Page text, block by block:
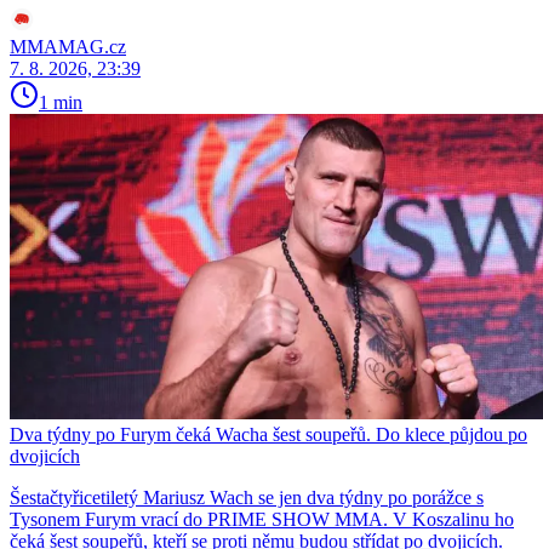
MMAMAG.cz
7. 8. 2026, 23:39
1 min
Dva týdny po Furym čeká Wacha šest soupeřů. Do klece půjdou po
dvojicích
Šestačtyřicetiletý Mariusz Wach se jen dva týdny po porážce s
Tysonem Furym vrací do PRIME SHOW MMA. V Koszalinu ho
čeká šest soupeřů, kteří se proti němu budou střídat po dvojicích.